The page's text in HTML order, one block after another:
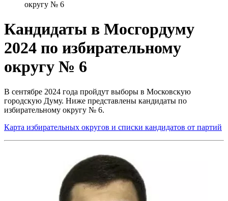
округу № 6
Кандидаты в Мосгордуму
2024 по избирательному
округу № 6
В сентябре 2024 года пройдут выборы в Московскую
городскую Думу. Ниже представлены кандидаты по
избирательному округу № 6.
Карта избирательных округов и списки кандидатов от партий